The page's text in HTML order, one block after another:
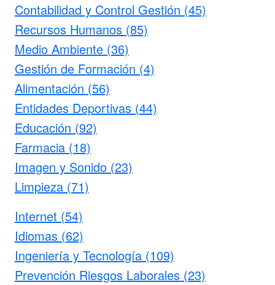
Contabilidad y Control Gestión (45)
Recursos Humanos (85)
Medio Ambiente (36)
Gestión de Formación (4)
Alimentación (56)
Entidades Deportivas (44)
Educación (92)
Farmacia (18)
Imagen y Sonido (23)
Limpieza (71)
Internet (54)
Idiomas (62)
Ingeniería y Tecnología (109)
Prevención Riesgos Laborales (23)